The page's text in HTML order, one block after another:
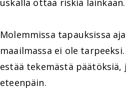
Molemmissa tapauksissa
maailmassa ei ole
estää tekemästä päätöksiä,
eteenpäin.